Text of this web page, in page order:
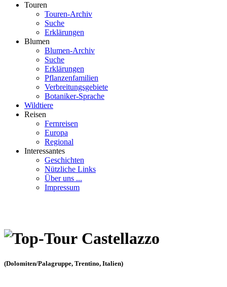
Touren
Touren-Archiv
Suche
Erklärungen
Blumen
Blumen-Archiv
Suche
Erklärungen
Pflanzenfamilien
Verbreitungsgebiete
Botaniker-Sprache
Wildtiere
Reisen
Fernreisen
Europa
Regional
Interessantes
Geschichten
Nützliche Links
Über uns ...
Impressum
Castellazzo
(Dolomiten/Palagruppe, Trentino, Italien)